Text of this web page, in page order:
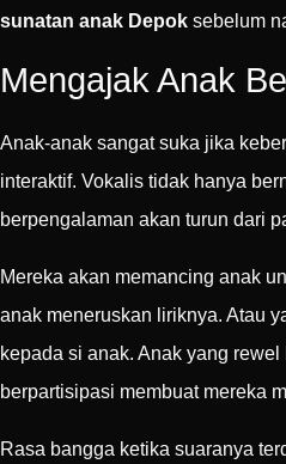
sunatan anak Depok sebelum
Mengajak Anak
Anak-anak sangat suka jika
interaktif. Vokalis tidak hanya
berpengalaman akan turun dari
Mereka akan memancing anak
anak meneruskan liriknya. Atau
kepada si anak. Anak yang
berpartisipasi membuat mereka
Rasa bangga ketika suaranya